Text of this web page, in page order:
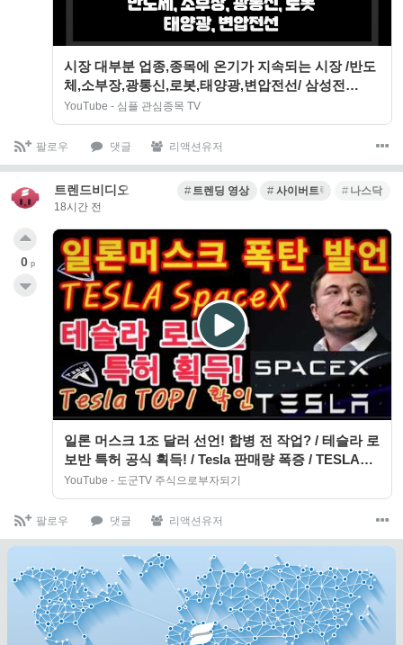
시장 대부분 업종,종목에 온기가 지속되는 시장 /반도
체,소부장,광통신,로봇,태양광,변압전선/ 삼성전
자,SK하이닉스,삼성전기,심텍,대원전선,…
YouTube - 심플 관심종목 TV
팔로우 댓글 리액션유저
트렌드비디오
18시간 전
트렌딩 영상 사이버트럭 나스닥
일론 머스크 1조 달러 선언! 합병 전 작업? / 테슬라 로
보반 특허 공식 획득! / Tesla 판매량 폭증 / TESLA
SpaceX 투자
YouTube - 도군TV 주식으로부자되기
0 p
팔로우 댓글 리액션유저